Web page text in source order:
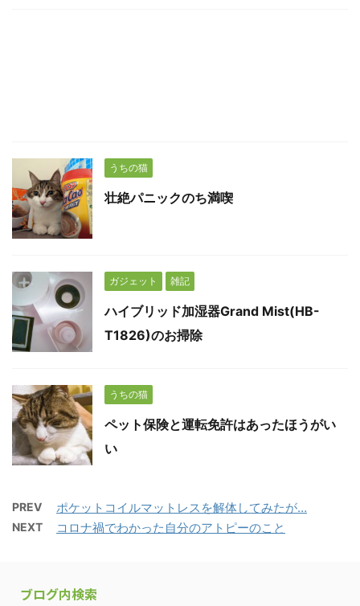
うちの猫
壮絶パニックのち満喫
ガジェット 雑記
ハイブリッド加湿器Grand Mist(HB-
T1826)のお掃除
うちの猫
ペット保険と運転免許はあったほうがい
い
PREV ポケットコイルマットレスを解体してみたが…
NEXT コロナ禍でわかった自分のアトピーのこと
ブログ内検索